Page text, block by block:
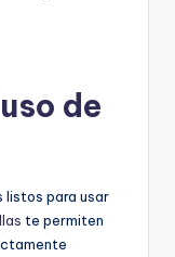
de
listos para usar
te permiten